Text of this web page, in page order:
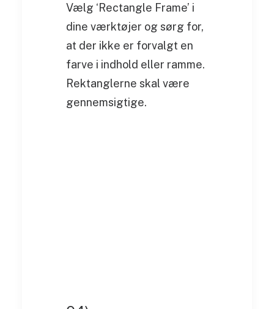
Vælg ‘Rectangle Frame’ i
dine værktøjer og sørg for,
at der ikke er forvalgt en
farve i indhold eller ramme.
Rektanglerne skal være
gennemsigtige.